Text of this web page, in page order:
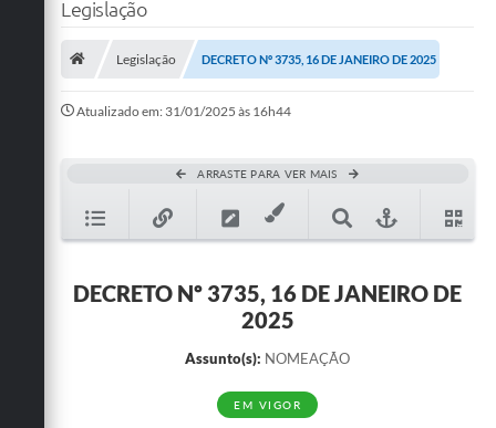
Mapa do Site
SIC
Legislação
Legislação DECRETO Nº 3735, 16 DE JANEIRO DE 2025
Atualizado em: 31/01/2025 às 16h44
ARRASTE PARA VER MAIS
DECRETO Nº 3735, 16 DE JANEIRO DE
2025
Assunto(s): NOMEAÇÃO
EM VIGOR